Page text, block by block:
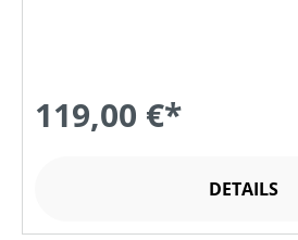
119,00 €*
DETAILS